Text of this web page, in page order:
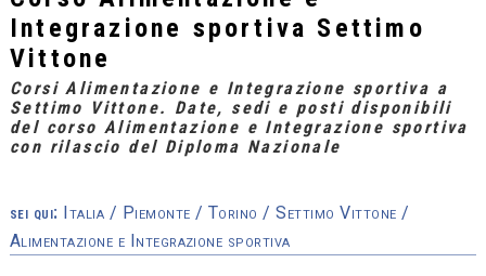
Integrazione sportiva Settimo
Vittone
Corsi Alimentazione e Integrazione sportiva a
Settimo Vittone. Date, sedi e posti disponibili
del corso Alimentazione e Integrazione sportiva
con rilascio del Diploma Nazionale
sei qui: Italia / Piemonte / Torino/Settimo Vittone /
Alimentazione e Integrazione sportiva